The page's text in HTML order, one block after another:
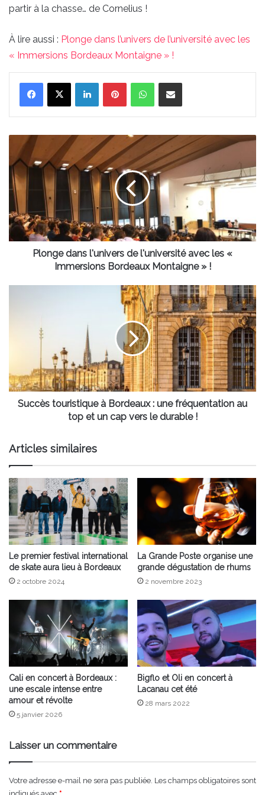
partir à la chasse… de Cornelius !
À lire aussi : Plonge dans l’univers de l’université avec les
« Immersions Bordeaux Montaigne » !
LinkedinPinterestWhatsAppPartager par email
Plonge
dans
l'univers
de
l'université
avec
les
«
Immersions
BordeauxPlonge dans l'univers de l'université avec les «
Immersions Bordeaux Montaigne » !
Bordeaux
fréquentation
au
top
le
durable
!
Succès touristique à Bordeaux : une fréquentation au
top et un cap vers le durable !
Articles similaires
Le premier festival international
de skate aura lieu à Bordeaux
2 octobre 2024
La Grande Poste organise une
grande dégustation de rhums
2 novembre 2023
Cali en concert à Bordeaux :
une escale intense entre
amour et révolte
5 janvier 2026
Bigflo et Oli en concert à
Lacanau cet été
28 mars 2022
Laisser un commentaire
Votre adresse e-mail ne sera pas publiée. Les champs obligatoires sont